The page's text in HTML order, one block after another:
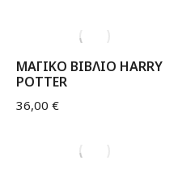
ΜΑΓΙΚΟ ΒΙΒΛΙΟ HARRY
POTTER
36,00 €